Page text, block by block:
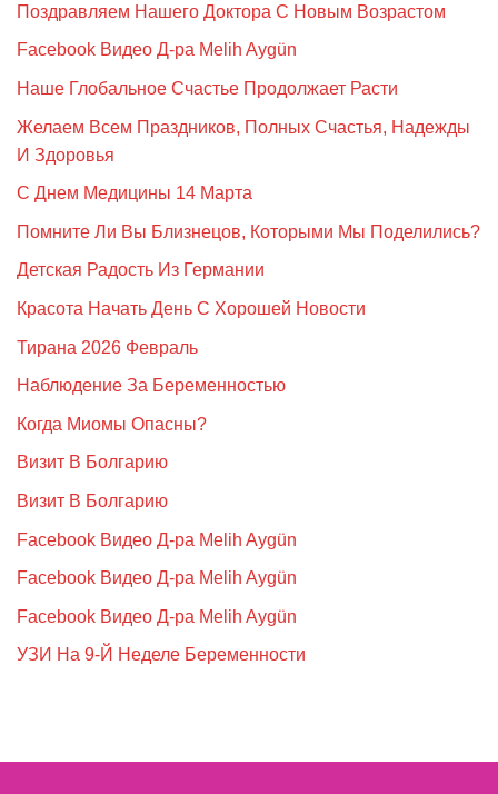
Поздравляем Нашего Доктора С Новым Возрастом
Facebook Видео Д-ра Melih Aygün
Наше Глобальное Счастье Продолжает Расти
Желаем Всем Праздников, Полных Счастья, Надежды
И Здоровья
С Днем Медицины 14 Марта
Помните Ли Вы Близнецов, Которыми Мы Поделились?
Детская Радость Из Германии
Красота Начать День С Хорошей Новости
Тирана 2026 Февраль
Наблюдение За Беременностью
Когда Миомы Опасны?
Визит В Болгарию
Визит В Болгарию
Facebook Видео Д-ра Melih Aygün
Facebook Видео Д-ра Melih Aygün
Facebook Видео Д-ра Melih Aygün
УЗИ На 9-Й Неделе Беременности